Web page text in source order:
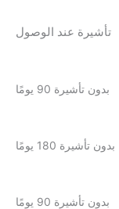
تأشيرة عند الوصول
بدون تأشيرة 90 يومًا
بدون تأشيرة 180 يومًا
بدون تأشيرة 90 يومًا